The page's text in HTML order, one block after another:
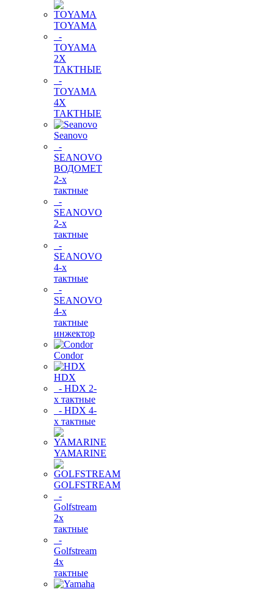
TOYAMA
-
TOYAMA
2Х
ТАКТНЫЕ
-
TOYAMA
4Х
ТАКТНЫЕ
Seanovo
-
SEANOVO
ВОДОМЕТ
2-х
тактные
-
SEANOVO
2-х
тактные
-
SEANOVO
4-х
тактные
-
SEANOVO
4-х
тактные
инжектор
Condor
HDX
- HDX 2-
х тактные
- HDX 4-
х тактные
YAMARINE
GOLFSTREAM
-
Golfstream
2х
тактные
-
Golfstream
4х
тактные